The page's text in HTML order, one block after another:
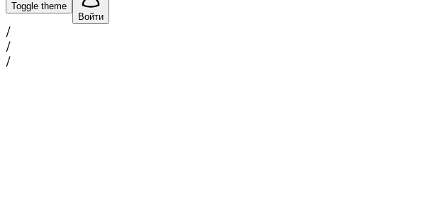
Toggle theme
Войти
/
/
/